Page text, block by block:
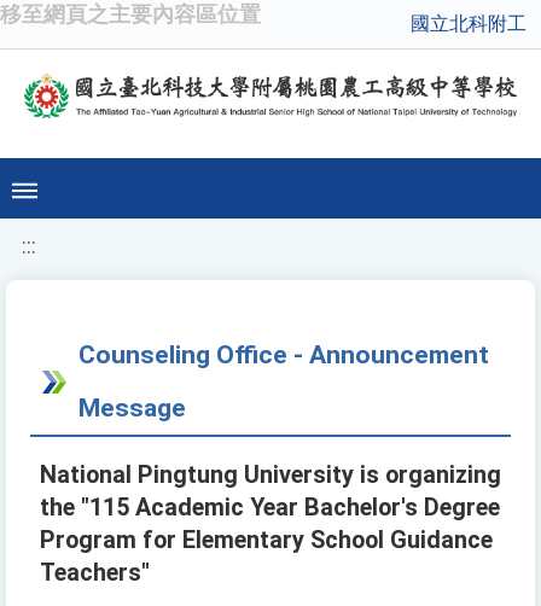
移至網頁之主要內容區位置 國立北科附工
:::
Counseling Office - Announcement
Message
National Pingtung University is organizing
the "115 Academic Year Bachelor's Degree
Program for Elementary School Guidance
Teachers"